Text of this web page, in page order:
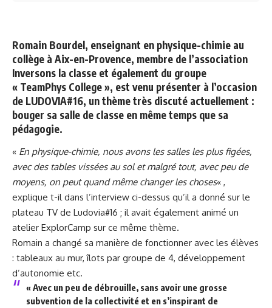
Romain Bourdel, enseignant en physique-chimie au
collège à Aix-en-Provence, membre de l’association
Inversons la classe et également du groupe
« TeamPhys College », est venu présenter à l’occasion
de LUDOVIA#16, un thème très discuté actuellement :
bouger sa salle de classe en même temps que sa
pédagogie.
« En physique-chimie, nous avons les salles les plus figées,
avec des tables vissées au sol et malgré tout, avec peu de
moyens, on peut quand même changer les choses« ,
explique t-il dans l’interview ci-dessus qu’il a donné sur le
plateau TV de Ludovia#16 ; il avait également animé un
atelier ExplorCamp sur ce même thème.
Romain a changé sa manière de fonctionner avec les élèves
: tableaux au mur, îlots par groupe de 4, développement
d’autonomie etc.
« Avec un peu de débrouille, sans avoir une grosse
subvention de la collectivité et en s’inspirant de